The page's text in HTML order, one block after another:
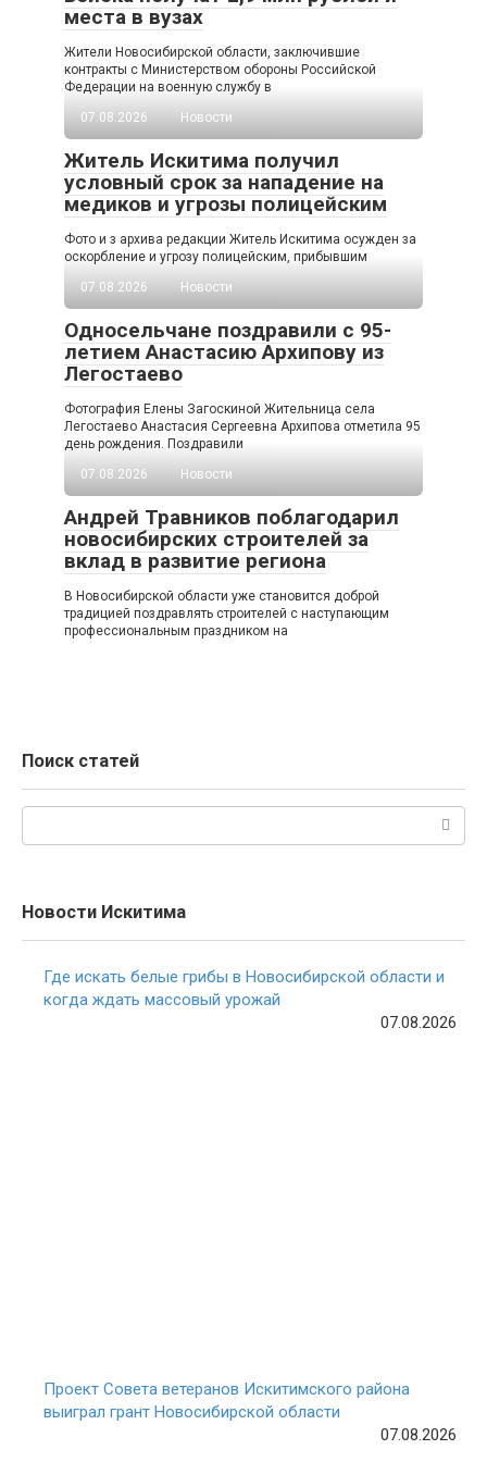
места в вузах
Жители Новосибирской области, заключившие
контракты с Министерством обороны Российской
Федерации на военную службу в
07.08.2026
Новости
Житель Искитима получил
условный срок за нападение на
медиков и угрозы полицейским
Фото и з архива редакции Житель Искитима осужден за
оскорбление и угрозу полицейским, прибывшим
07.08.2026
Новости
Односельчане поздравили с 95-
летием Анастасию Архипову из
Легостаево
Фотография Елены Загоскиной Жительница села
Легостаево Анастасия Сергеевна Архипова отметила 95
день рождения. Поздравили
07.08.2026
Новости
Андрей Травников поблагодарил
новосибирских строителей за
вклад в развитие региона
В Новосибирской области уже становится доброй
традицией поздравлять строителей с наступающим
профессиональным праздником на
Поиск статей
Новости Искитима
Где искать белые грибы в Новосибирской области и
когда ждать массовый урожай
07.08.2026
Проект Совета ветеранов Искитимского района
выиграл грант Новосибирской области
07.08.2026